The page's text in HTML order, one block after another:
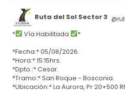
Ruta del Sol Sector 3
* Vía Habilitada
*
*Fecha:* 05/08/2026.
*Hora:* 15:15hrs.
*Dpto.:* Cesar.
*Tramo:* San Roque - Bosconia.
*Ubicación:* La Aurora, Pr 20+500